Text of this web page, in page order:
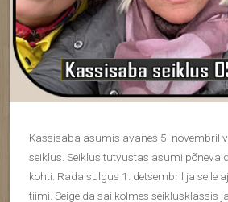
Kassisaba asumis avanes 5. novembril
seiklus. Seiklus tutvustas asumi
kohti. Rada sulgus 1. detsembril ja selle
tiimi. Seigelda sai kolmes seiklusklassis